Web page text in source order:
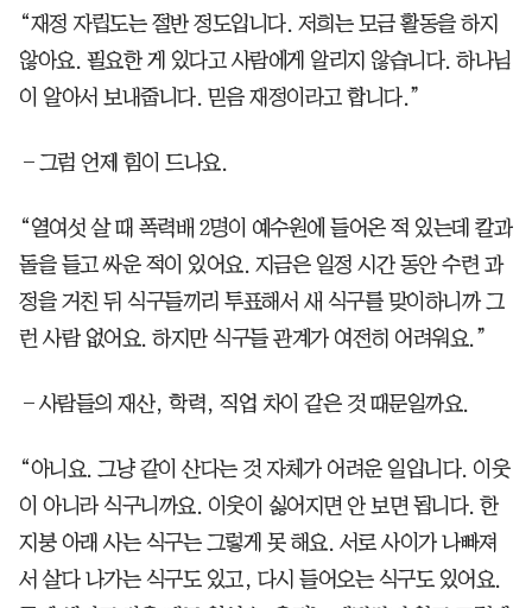
“재정 자립도는 절반 정도입니다. 저희는 모금 활동을 하지
않아요. 필요한 게 있다고 사람에게 알리지 않습니다. 하나님
이 알아서 보내줍니다. 믿음 재정이라고 합니다.”
―그럼 언제 힘이 드나요.
“열여섯 살 때 폭력배 2명이 예수원에 들어온 적 있는데 칼과
돌을 들고 싸운 적이 있어요. 지금은 일정 시간 동안 수련 과
정을 거친 뒤 식구들끼리 투표해서 새 식구를 맞이하니까 그
런 사람 없어요. 하지만 식구들 관계가 여전히 어려워요.”
―사람들의 재산, 학력, 직업 차이 같은 것 때문일까요.
“아니요. 그냥 같이 산다는 것 자체가 어려운 일입니다. 이웃
이 아니라 식구니까요. 이웃이 싫어지면 안 보면 됩니다. 한
지붕 아래 사는 식구는 그렇게 못 해요. 서로 사이가 나빠져
서 살다 나가는 식구도 있고, 다시 들어오는 식구도 있어요.